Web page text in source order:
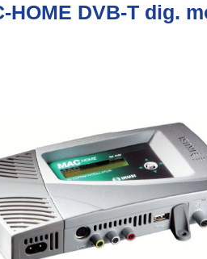
HOME DVB-T dig.